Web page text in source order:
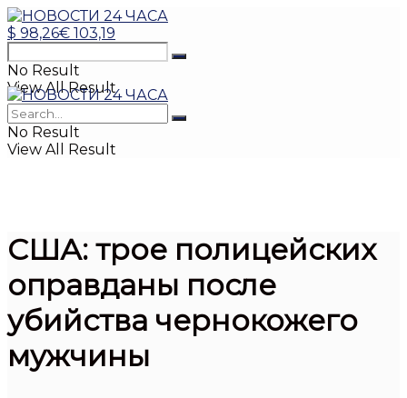
$ 98,26€ 103,19
No Result
View All Result
No Result
View All Result
США: трое полицейских
оправданы после
убийства чернокожего
мужчины